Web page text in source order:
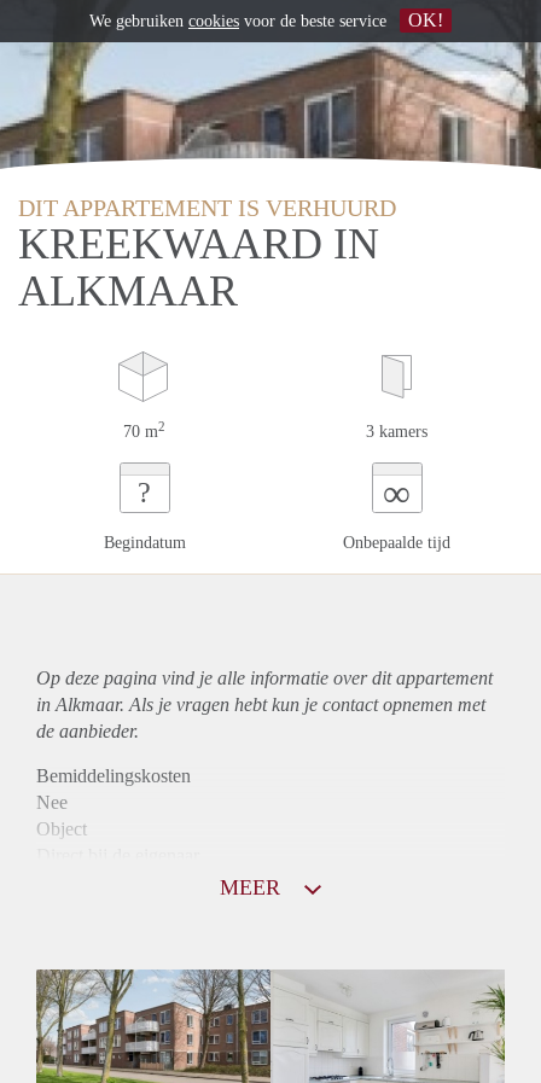
DIT APPARTEMENT IS VERHUURD
KREEKWAARD IN
ALKMAAR
70 m2 3 kamers
?
Begindatum
∞
Onbepaalde tijd
Op deze pagina vind je alle informatie over ditappartement
in Alkmaar. Als je vragen hebt kun je contact opnemen met
de aanbieder.
Bemiddelingskosten
Nee
Object
Huurtoeslag
Niet mogelijk
Inkomen eis
3,2 X Maandhuur Bruto
MEER
We gebruiken cookies voor de beste service OK!